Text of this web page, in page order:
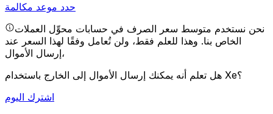
حدد موعد مكالمة
نحن نستخدم متوسط سعر الصرف في حسابات محوِّل العملات
الخاص بنا. وهذا للعلم فقط، ولن تُعامل وفقًا لهذا السعر عند
إرسال الأموال،
هل تعلم أنه يمكنك إرسال الأموال إلى الخارج باستخدام Xe؟
اشترك اليوم